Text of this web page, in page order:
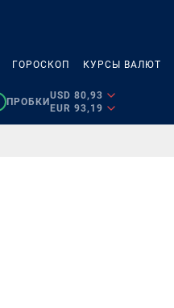
ГОРОСКОП КУРСЫ ВАЛЮТ
ПРОБКИ
USD 80,93
EUR 93,19